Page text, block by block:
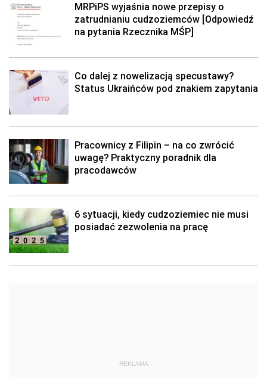
MRPiPS wyjaśnia nowe przepisy o
zatrudnianiu cudzoziemców [Odpowiedź
na pytania Rzecznika MŚP]
Co dalej z nowelizacją specustawy?
Status Ukraińców pod znakiem zapytania
Pracownicy z Filipin – na co zwrócić
uwagę? Praktyczny poradnik dla
pracodawców
6 sytuacji, kiedy cudzoziemiec nie musi
posiadać zezwolenia na pracę
REKLAMA